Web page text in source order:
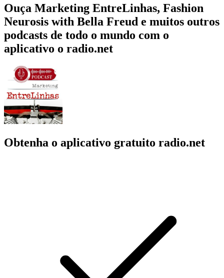
Ouça Marketing EntreLinhas, Fashion
Neurosis with Bella Freud e muitos outros
podcasts de todo o mundo com o
aplicativo o radio.net
Obtenha o aplicativo gratuito radio.net